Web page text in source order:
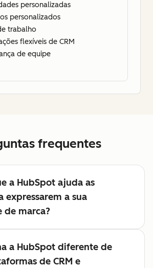
personalizadas
personalizados
trabalho
flexíveis de CRM
de equipe
frequentes
a HubSpot ajuda as
expressarem a sua
marca?
a HubSpot diferente de
de CRM e